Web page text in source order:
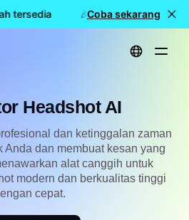
tersedia 🎉 Model baru LIVE:
Coba sekarang
Headshot AI
Headshot AI
dan ketinggalan zaman
Anda dan membuat kesan yang
alat canggih untuk
modern dan berkualitas tinggi
cepat.